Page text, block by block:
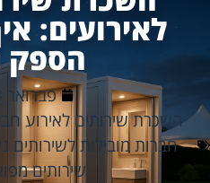
לאירועים:
הספק
פברואר 8, 2026
השכרת שירותים לאירוע
חברות מובילות לשירותים
שירותים